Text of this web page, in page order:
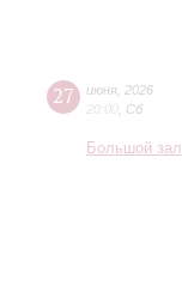
27 июня 2026
20:00 Сб
Большой зал